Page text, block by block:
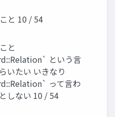
と 10 / 54
と
という言
いたい いきなり
って言わ
しない 10 / 54